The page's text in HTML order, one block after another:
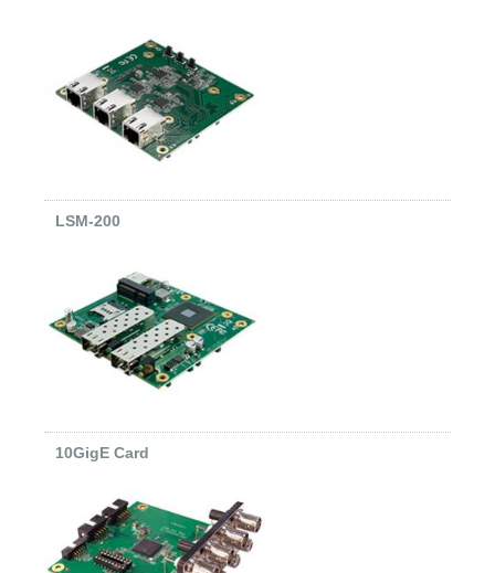
LSM-200
10GigE Card